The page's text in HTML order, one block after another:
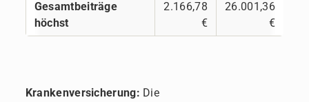
Gesamtbeiträge
höchst
2.166,78
€
26.001,36
€
Krankenversicherung: Die